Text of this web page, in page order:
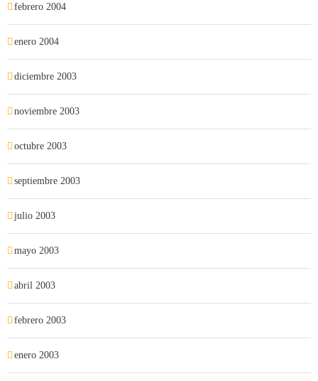
febrero 2004
enero 2004
diciembre 2003
noviembre 2003
octubre 2003
septiembre 2003
julio 2003
mayo 2003
abril 2003
febrero 2003
enero 2003